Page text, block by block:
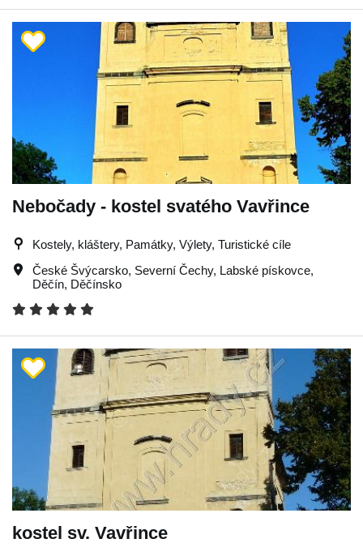
Nebočady - kostel svatého Vavřince
Kostely, kláštery, Památky, Výlety, Turistické cíle
České Švýcarsko, Severní Čechy, Labské pískovce,
Děčín, Děčínsko
kostel sv. Vavřince